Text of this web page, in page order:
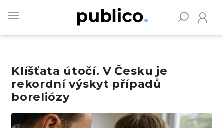
main
Klíšťata útočí. V Česku je
rekordní výskyt případů
boreliózy
Obrázek
Vyhledávejte na Publiku